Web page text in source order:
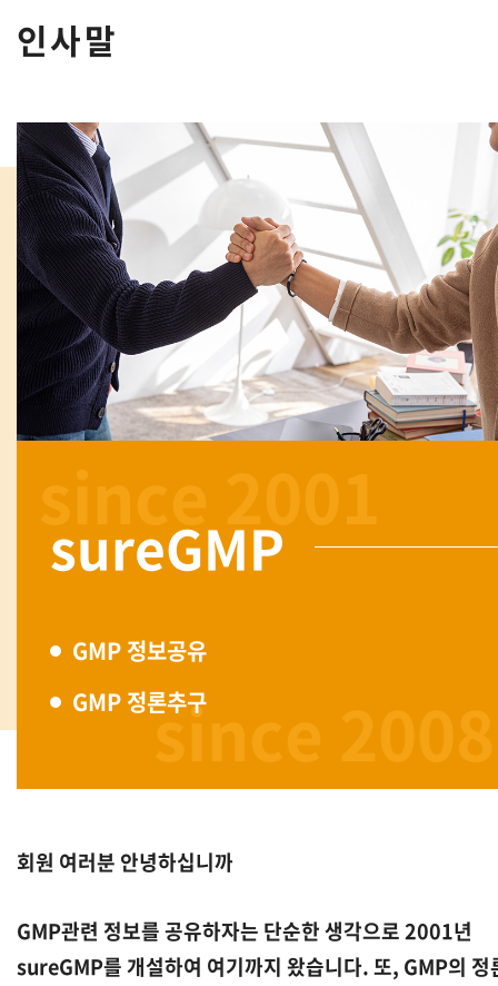
인사말
sureGMP
since 2008
GMP 정보공유
GMP 정론추구
회원 여러분 안녕하십니까
GMP관련 정보를 공유하자는 단순한 생각으로 2001년
sureGMP를 개설하여 여기까지 왔습니다. 또, GMP의 정